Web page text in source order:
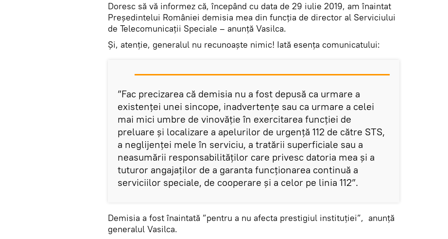
Doresc să vă informez că, începând cu data de 29 iulie 2019, am înaintat
Președintelui României demisia mea din funcția de director al Serviciului
de Telecomunicații Speciale – anunță Vasilca.
Și, atenție, generalul nu recunoaște nimic! Iată esența comunicatului:
”Fac precizarea că demisia nu a fost depusă ca urmare a
existenței unei sincope, inadvertențe sau ca urmare a celei
mai mici umbre de vinovăție în exercitarea funcției de
preluare și localizare a apelurilor de urgență 112 de către STS,
a neglijenței mele în serviciu, a tratării superficiale sau a
neasumării responsabilităților care privesc datoria mea și a
tuturor angajaților de a garanta funcționarea continuă a
serviciilor speciale, de cooperare și a celor pe linia 112”.
Demisia a fost înaintată ”pentru a nu afecta prestigiul instituției”, anunță
generalul Vasilca.